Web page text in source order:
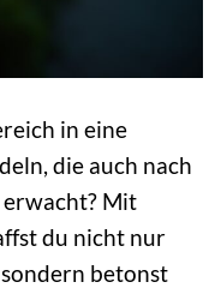
in eine
die auch nach
erwacht? Mit
du nicht nur
betonst